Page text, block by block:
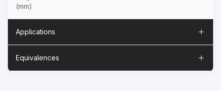
(mm)
Applications
Equivalences